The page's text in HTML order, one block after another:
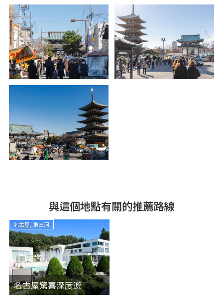
與這個地點有關的推薦路線
名古屋, 東三河
名古屋驚喜深度遊